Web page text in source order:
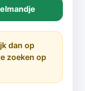
dan op
zoeken op